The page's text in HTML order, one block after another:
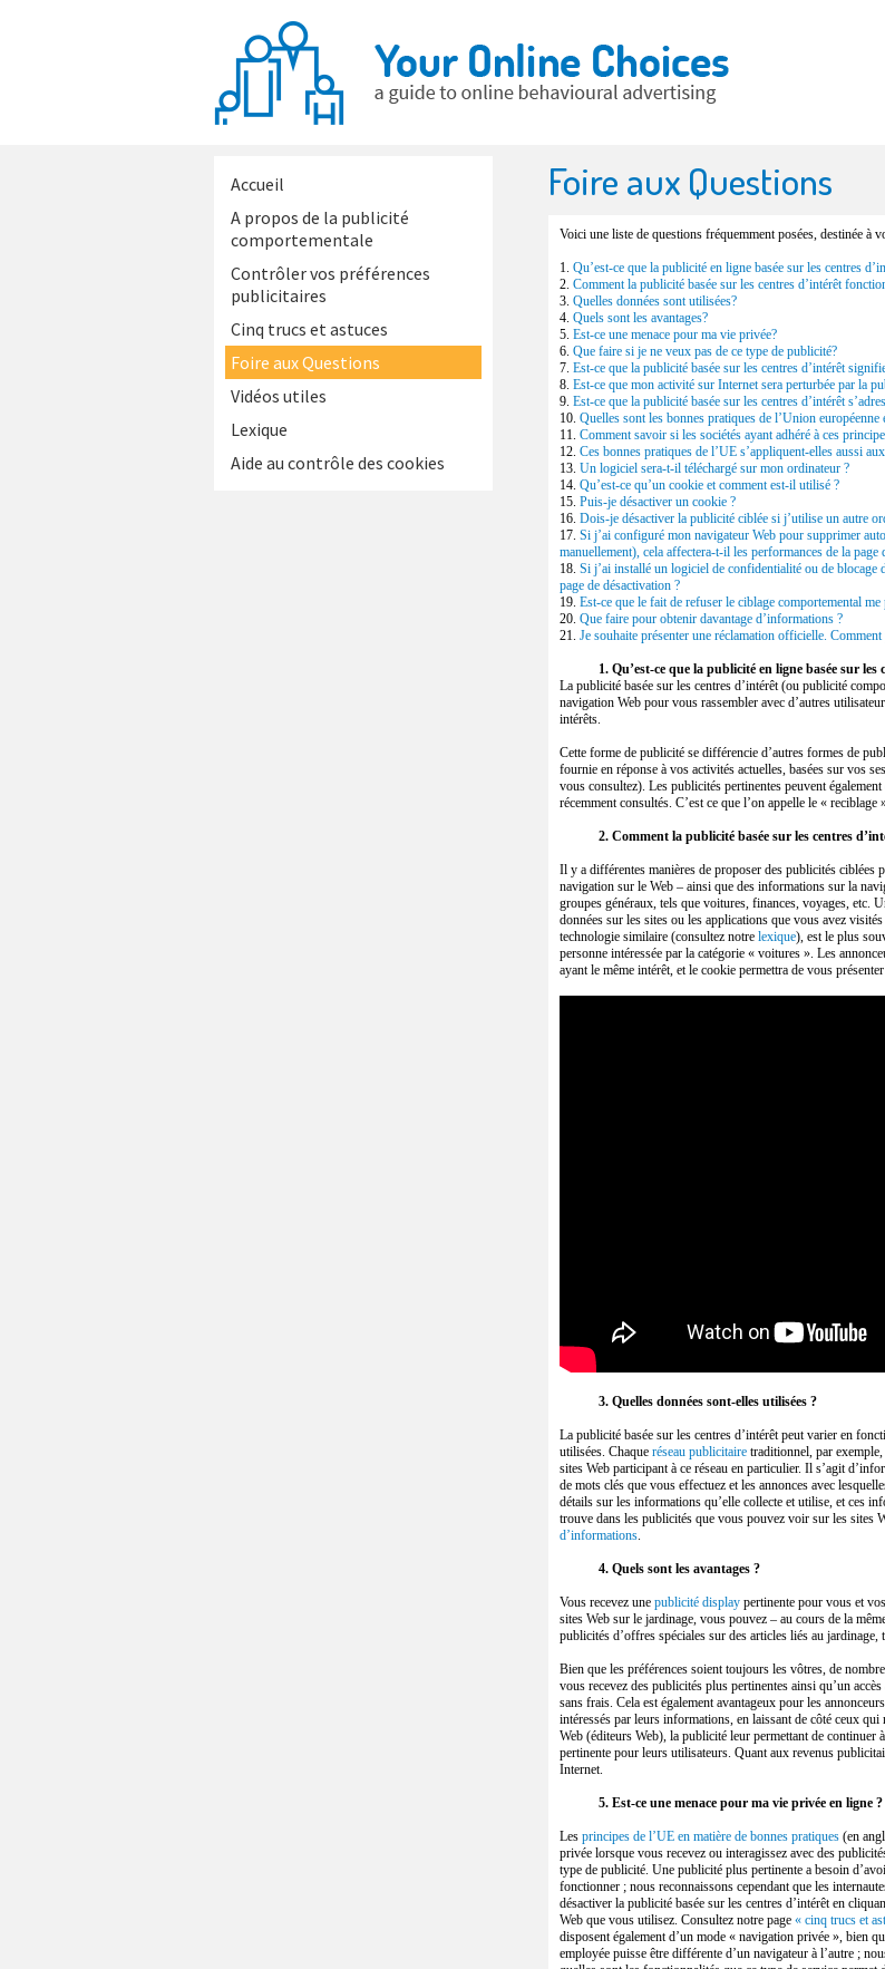
Accueil
A propos de la publicité
comportementale
Contrôler vos préférences
publicitaires
Cinq trucs et astuces
Foire aux Questions
Vidéos utiles
Lexique
Aide au contrôle des cookies
Foire aux Questions
Voici une liste de questions fréquemment posées, destinée à
1. Qu’est-ce que la publicité en ligne basée sur les centres
2. Comment la publicité basée sur les centres d’intérêt
3. Quelles données sont utilisées?
4. Quels sont les avantages?
5. Est-ce une menace pour ma vie privée?
6. Que faire si je ne veux pas de ce type de publicité?
7. Est-ce que la publicité basée sur les centres d’intérêt
8. Est-ce que mon activité sur Internet sera perturbée par la
9. Est-ce que la publicité basée sur les centres d’intérêt
10. Quelles sont les bonnes pratiques de l’Union européenne
11. Comment savoir si les sociétés ayant adhéré à ces
12. Ces bonnes pratiques de l’UE s’appliquent-elles aussi
13. Un logiciel sera-t-il téléchargé sur mon ordinateur ?
14. Qu’est-ce qu’un cookie et comment est-il utilisé ?
15. Puis-je désactiver un cookie ?
16. Dois-je désactiver la publicité ciblée si j’utilise un autre
17. Si j’ai configuré mon navigateur Web pour supprimer
manuellement), cela affectera-t-il les performances de la page
18. Si j’ai installé un logiciel de confidentialité ou de
page de désactivation ?
19. Est-ce que le fait de refuser le ciblage comportemental
20. Que faire pour obtenir davantage d’informations ?
21. Je souhaite présenter une réclamation officielle. Comment
1. Qu’est-ce que la publicité en ligne basée sur les
La publicité basée sur les centres d’intérêt (ou publicité
navigation Web pour vous rassembler avec d’autres
intérêts.
Cette forme de publicité se différencie d’autres formes de
fournie en réponse à vos activités actuelles, basées sur vos
vous consultez). Les publicités pertinentes peuvent
récemment consultés. C’est ce que l’on appelle le « reciblage
2. Comment la publicité basée sur les centres
Il y a différentes manières de proposer des publicités ciblées
navigation sur le Web – ainsi que des informations sur la
groupes généraux, tels que voitures, finances, voyages, etc.
données sur les sites ou les applications que vous avez
technologie similaire (consultez notre lexique), est le plus
personne intéressée par la catégorie « voitures ». Les
ayant le même intérêt, et le cookie permettra de vous
3. Quelles données sont-elles utilisées ?
La publicité basée sur les centres d’intérêt peut varier en
utilisées. Chaque réseau publicitaire traditionnel, par
sites Web participant à ce réseau en particulier. Il s’agit
de mots clés que vous effectuez et les annonces avec
détails sur les informations qu’elle collecte et utilise, et ces
trouve dans les publicités que vous pouvez voir sur les sites
d’informations.
4. Quels sont les avantages ?
Vous recevez une publicité display pertinente pour vous et
sites Web sur le jardinage, vous pouvez – au cours de la
publicités d’offres spéciales sur des articles liés au jardinage,
Bien que les préférences soient toujours les vôtres, de
vous recevez des publicités plus pertinentes ainsi qu’un
sans frais. Cela est également avantageux pour les
intéressés par leurs informations, en laissant de côté ceux
Web (éditeurs Web), la publicité leur permettant de
pertinente pour leurs utilisateurs. Quant aux revenus
Internet.
5. Est-ce une menace pour ma vie privée en ligne ?
Les principes de l’UE en matière de bonnes pratiques (en
privée lorsque vous recevez ou interagissez avec des
type de publicité. Une publicité plus pertinente a besoin
fonctionner ; nous reconnaissons cependant que les
désactiver la publicité basée sur les centres d’intérêt en
Web que vous utilisez. Consultez notre page « cinq trucs et
disposent également d’un mode « navigation privée », bien
employée puisse être différente d’un navigateur à l’autre ;